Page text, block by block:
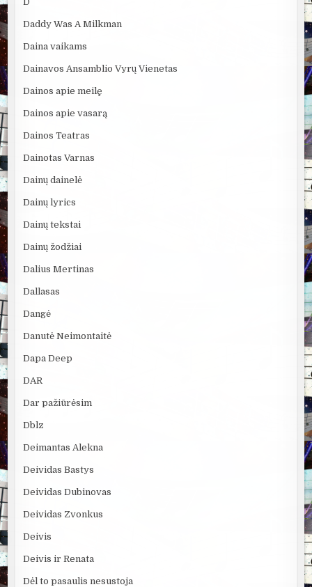
Daddy Was A Milkman
Daina vaikams
Dainavos Ansamblio Vyrų Vienetas
Dainos apie meilę
Dainos apie vasarą
Dainos Teatras
Dainotas Varnas
Dainų dainelė
Dainų lyrics
Dainų tekstai
Dainų žodžiai
Dalius Mertinas
Dallasas
Dangė
Danutė Neimontaitė
Dapa Deep
DAR
Dar pažiūrėsim
Dblz
Deimantas Alekna
Deividas Bastys
Deividas Dubinovas
Deividas Zvonkus
Deivis
Deivis ir Renata
Dėl to pasaulis nesustoja